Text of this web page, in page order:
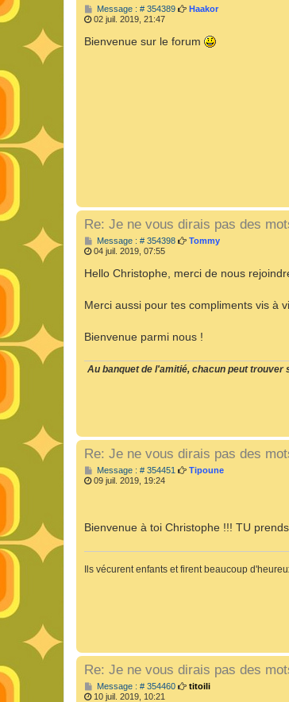
Message : # 354389M
s
Haakor
02 juil. 2019, 21:47
Bienvenue sur le forum
Re: Je ne vous dirais pas des
Message : # 354398M
s
e
Tommy
04 juil. 2019, 07:55
Hello Christophe, merci de nous
Merci aussi pour tes compliments vis à
Bienvenue parmi nous !
Au banquet de l'amitié, chacun peut trouver
Re: Je ne vous dirais pas des
Message : # 354451 M
e
Tipoune
09 juil. 2019, 19:24
Bienvenue à toi Christophe !!! TU
Ils vécurent enfants et firent beaucoup
Re: Je ne vous dirais pas des
Message : # 354460M
titoili
10 juil. 2019, 10:21